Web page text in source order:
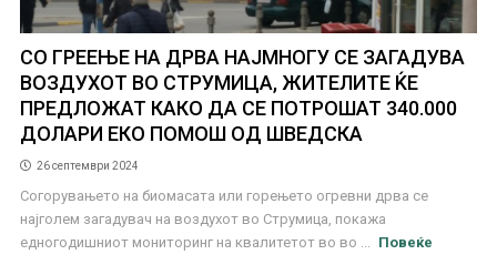
СО ГРЕЕЊЕ НА ДРВА НАЈМНОГУ СЕ ЗАГАДУВА
ВОЗДУХОТ ВО СТРУМИЦА, ЖИТЕЛИТЕ ЌЕ
ПРЕДЛОЖАТ КАКО ДА СЕ ПОТРОШАТ 340.000
ДОЛАРИ ЕКО ПОМОШ ОД ШВЕДСКА
26 септември 2024
Согорувањето на биомасата или горењето огревни дрва се
најголем загадувач на воздухот во Струмица, покажа
едногодишниот мониторинг на квалитетот во во ...
Повеќе